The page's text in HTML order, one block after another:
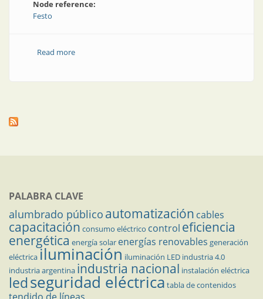
Node reference:
Festo
Read moreabout Control de aire en el CERN
PALABRA CLAVE
alumbrado público automatización cables
capacitación consumo eléctrico control eficiencia
energética energía solar energías renovables generación
eléctricailuminación iluminación LED industria 4.0
industria argentina industria nacional instalación eléctrica
ledseguridad eléctrica tabla de contenidos